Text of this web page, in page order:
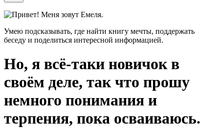
Привет! Меня зовут Емеля.
Умею подсказывать, где найти книгу мечты, поддержать
беседу и поделиться интересной информацией.
Но, я всё-таки новичок в
своём деле, так что прошу
немного понимания и
терпения, пока осваиваюсь.